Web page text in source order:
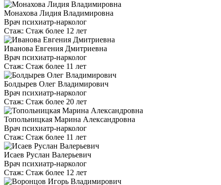
Монахова Лидия Владимировна
Врач психиатр-нарколог
Стаж: Стаж более 12 лет
Иванова Евгения Дмитриевна
Врач психиатр-нарколог
Стаж: Стаж более 11 лет
Болдырев Олег Владимирович
Врач психиатр-нарколог
Стаж: Стаж более 20 лет
Топольницкая Марина Александровна
Врач психиатр-нарколог
Стаж: Стаж более 11 лет
Исаев Руслан Валерьевич
Врач психиатр-нарколог
Стаж: Стаж более 12 лет